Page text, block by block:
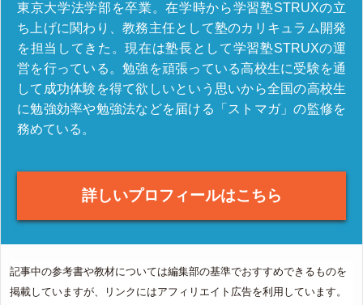
東京大学法学部を卒業。在学時から学習塾STRUXの立
ち上げに関わり、教務主任として塾のカリキュラム開発
を担当してきた。現在は塾長として学習塾STRUXの運
営を行っている。勉強を頑張っている高校生に受験を通
して成功体験を得て欲しいという思いから全国の高校生
に勉強効率や勉強法などを届ける「ストマガ」の監修を
務めている。
詳しいプロフィールはこちら
記事中の参考書や教材については編集部の基準でおすすめできるものを
掲載していますが、リンクにはアフィリエイト広告を利用しています。